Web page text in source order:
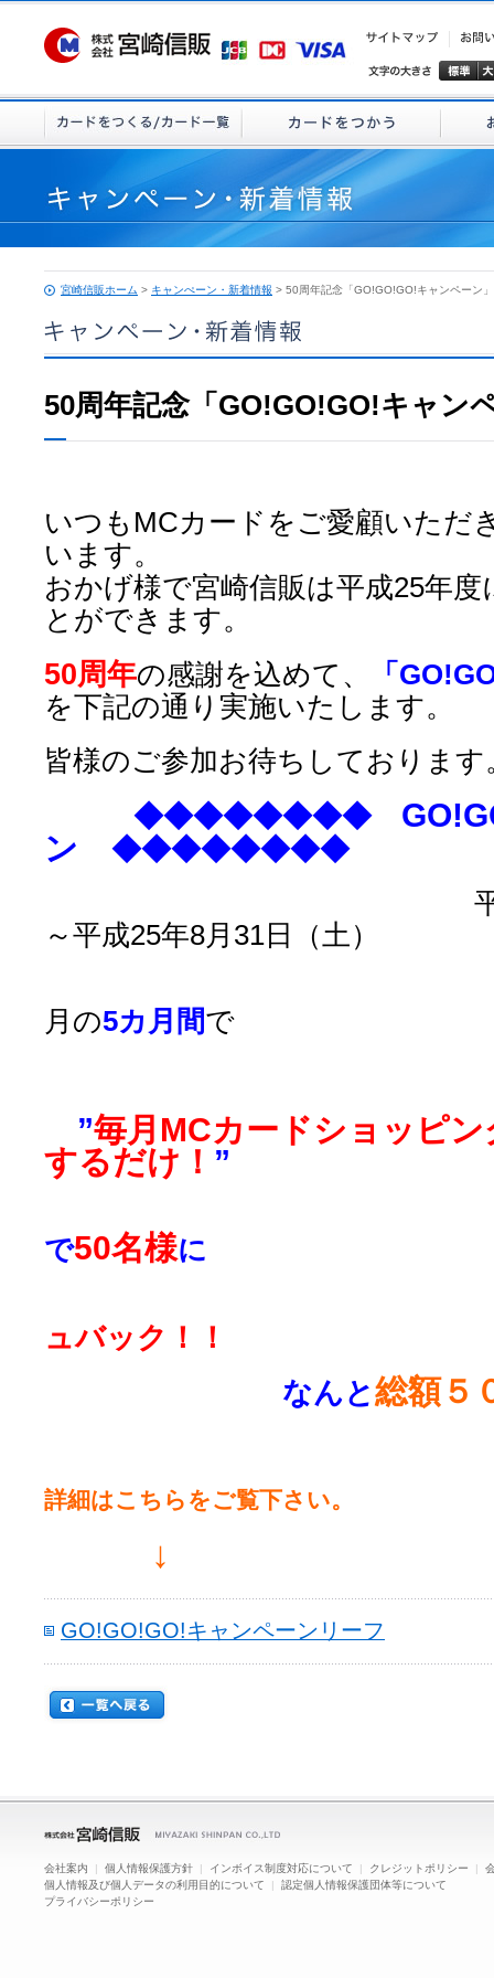
宮崎信販ホーム > キャンぺーン・新着情報 > 50周年記念「GO!GO!GO!キャンペーン」
50周年記念「GO!GO!GO!キャン
いつもMCカードをご愛顧いただ
います。
おかげ様で宮崎信販は平成25年度
とができます。
50周年の感謝を込めて、
「
を下記の通り実施いたします。
皆様のご参加お待ちしております
◆◆◆◆◆◆◆◆
ン ◆◆◆◆◆◆◆◆
平成25年4月
～平成25年8月31日（土）
月の5カ月間で
”毎月MCカードショッピ
するだけ！ ”
で50名様に
ュバック！！
なんと総額５
詳細はこちらをご覧下さい。
↓
GO!GO!GO!キャンペーンリーフ
会社案内 | 個人情報保護方針 | インボイス制度対応について | クレジットポリシー |
個人情報及び個人データの利用目的について | 認定個人情報保護団体等について
プライバシーポリシー